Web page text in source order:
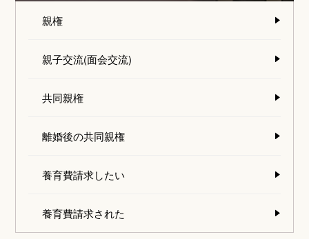
親権
親子交流(面会交流)
共同親権
離婚後の共同親権
養育費請求したい
養育費請求された